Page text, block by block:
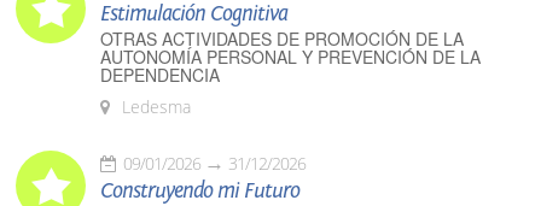
Estimulación Cognitiva
OTRAS ACTIVIDADES DE PROMOCIÓN DE LA
AUTONOMÍA PERSONAL Y PREVENCIÓN DE LA
DEPENDENCIA
Ledesma
09/01/2026 31/12/2026
Construyendo mi Futuro